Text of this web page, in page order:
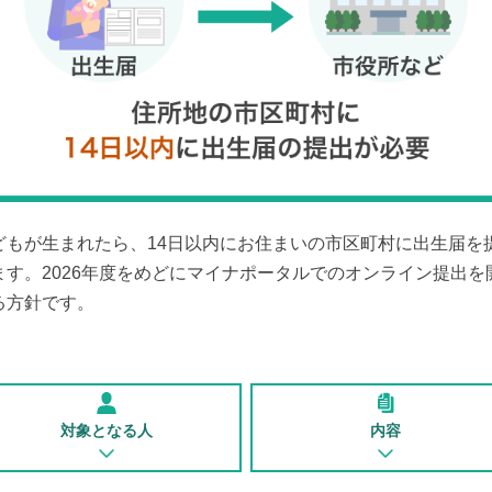
もが生まれたら、14日以内にお住まいの市区町村に出生届を
す。2026年度をめどにマイナポータルでのオンライン提出を
方針です。
対象となる人 内容